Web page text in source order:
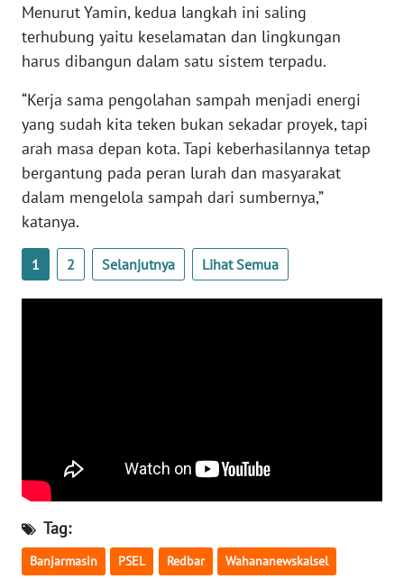
Menurut Yamin, kedua langkah ini saling
terhubung yaitu keselamatan dan lingkungan
harus dibangun dalam satu sistem terpadu.
“Kerja sama pengolahan sampah menjadi energi
yang sudah kita teken bukan sekadar proyek, tapi
arah masa depan kota. Tapi keberhasilannya tetap
bergantung pada peran lurah dan masyarakat
dalam mengelola sampah dari sumbernya,”
katanya.
1 2 Selanjutnya Lihat Semua
Tag:
Banjarmasin PSEL Redbar Wahananewskalsel
WN
NTB
SULTENG
WN
SULBAR
WN
WN
LAMPUNG
WN
JATENG